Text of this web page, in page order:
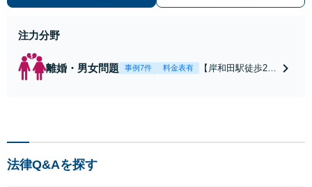
注力分野
離婚・男女問題 事例7件 料金表有
【岸和田駅徒歩2
法律Q&Aを探す